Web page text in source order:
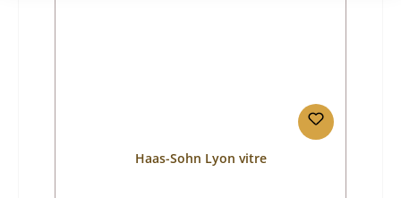
Haas-Sohn Lyon vitre